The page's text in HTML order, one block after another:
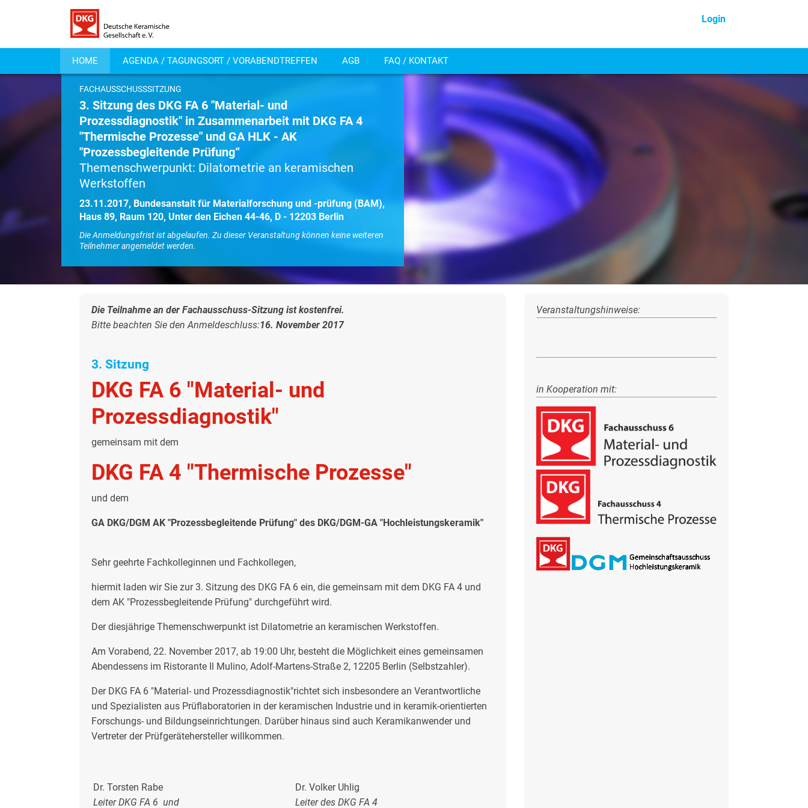
Login
HOME AGENDA / TAGUNGSORT / VORABENDTREFFEN AGB FAQ / KONTAKT
FACHAUSSCHUSSSITZUNG
3. Sitzung des DKG FA 6 "Material- und
Prozessdiagnostik" in Zusammenarbeit mit DKG FA 4
"Thermische Prozesse" und GA HLK - AK
"Prozessbegleitende Prüfung“
Themenschwerpunkt: Dilatometrie an keramischen
Werkstoffen
23.11.2017, Bundesanstalt für Materialforschung und -prüfung (BAM),
Haus 89, Raum 120, Unter den Eichen 44-46, D - 12203 Berlin
Die Anmeldungsfrist ist abgelaufen. Zu dieser Veranstaltung können keine weiteren
Teilnehmer angemeldet werden.
Die Teilnahme an der Fachausschuss-Sitzung ist kostenfrei.
Bitte beachten Sie den Anmeldeschluss:16. November 2017
3. Sitzung
DKG FA 6 "Material- und
Prozessdiagnostik"
gemeinsam mit dem
DKG FA 4 "Thermische Prozesse"
und dem
GA DKG/DGM AK "Prozessbegleitende Prüfung" des DKG/DGM-GA "Hochleistungskeramik"
Sehr geehrte Fachkolleginnen und Fachkollegen,
hiermit laden wir Sie zur 3. Sitzung des DKG FA 6 ein, die gemeinsam mit dem DKG FA 4 und
dem AK "Prozessbegleitende Prüfung" durchgeführt wird.
Der diesjährige Themenschwerpunkt ist Dilatometrie an keramischen Werkstoffen.
Am Vorabend, 22. November 2017, ab 19:00 Uhr, besteht die Möglichkeit eines gemeinsamen
Abendessens im Ristorante Il Mulino, Adolf-Martens-Straße 2, 12205 Berlin (Selbstzahler).
Der DKG FA 6 "Material- und Prozessdiagnostik"richtet sich insbesondere an Verantwortliche
und Spezialisten aus Prüflaboratorien in der keramischen Industrie und in keramik-orientierten
Forschungs- und Bildungseinrichtungen. Darüber hinaus sind auch Keramikanwender und
Vertreter der Prüfgerätehersteller willkommen.
Dr. Torsten Rabe
Leiter DKG FA 6 und
Dr. Volker Uhlig
Leiter des DKG FA 4
Veranstaltungshinweise:
in Kooperation mit: